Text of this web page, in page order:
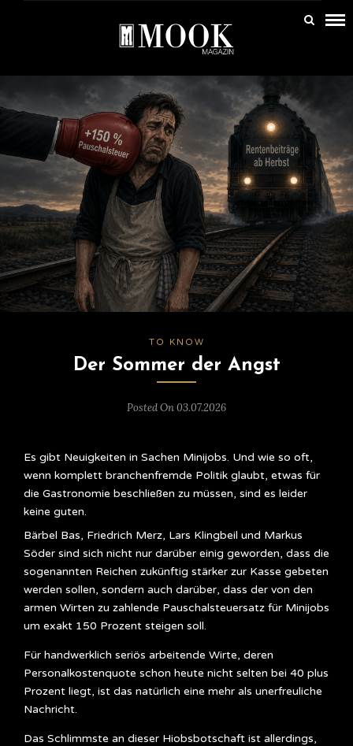
TO KNOW
Der Sommer der Angst
Posted On 03.07.2026
Es gibt Neuigkeiten in Sachen Minijobs. Und wie so oft,
wenn komplett branchenfremde Politik glaubt, etwas für
die Gastronomie beschließen zu müssen, sind es leider
keine guten.
Bärbel Bas, Friedrich Merz, Lars Klingbeil und Markus
Söder sind sich nicht nur darüber einig geworden, dass die
sogenannten Reichen zukünftig stärker zur Kasse gebeten
werden sollen, sondern auch darüber, dass der von den
armen Wirten zu zahlende Pauschalsteuersatz für Minijobs
um exakt 150 Prozent steigen soll.
Für handwerklich seriös arbeitende Wirte, deren
Personalkostenquote schon heute nicht selten bei 40 plus
Prozent liegt, ist das natürlich eine mehr als unerfreuliche
Nachricht.
Das Schlimmste an dieser Hiobsbotschaft ist allerdings,